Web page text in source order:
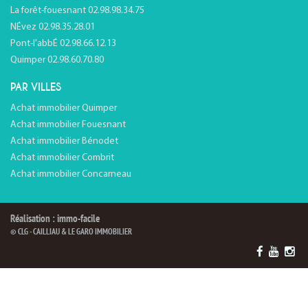
La forêt-fouesnant 02.98.98.34.75
NÉvez 02.98.35.28.01
Pont-l'abbÉ 02.98.66.12.13
Quimper 02.98.60.70.80
PAR VILLES
Achat immobilier Quimper
Achat immobilier Fouesnant
Achat immobilier Bénodet
Achat immobilier Combrit
Achat immobilier Concarneau
Réalisation : immo-facile
© CLG - CAILLIAU & LE GARO IMMOBILIER